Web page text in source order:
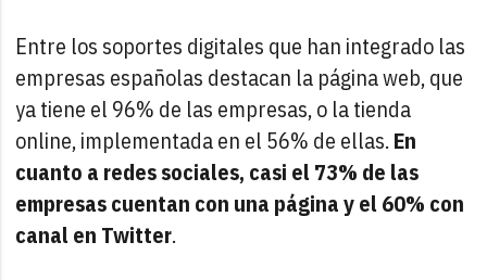
Entre los soportes digitales que han integrado las
empresas españolas destacan la página web, que
ya tiene el 96% de las empresas, o la tienda
online, implementada en el 56% de ellas. En
cuanto a redes sociales, casi el 73% de las
empresas cuentan con una página y el 60% con
canal en Twitter.